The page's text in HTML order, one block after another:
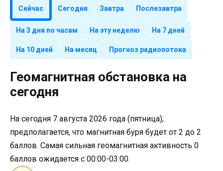
Сейчас Сегодня Завтра Послезавтра
На 3 дня по часам На эту неделю На 7 дней
На 10 дней На месяц Прогноз радиопотока
Геомагнитная обстановка на
сегодня
На сегодня 7 августа 2026 года (пятница),
предполагается, что магнитная буря будет от 2 до 2
баллов. Самая сильная геомагнитная активность 0
баллов ожидается с 00:00-03:00.